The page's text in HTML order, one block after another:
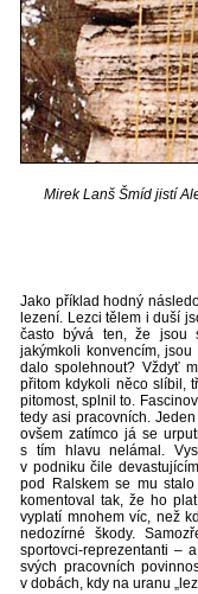
Mirek Lanš Šmíd jistí
Jako příklad hodný
lezení. Lezci tělem i duší
často bývá ten, že jsou
jakýmkoli konvencím,
dalo spolehnout? Vždyť
přitom kdykoli něco slíbil,
pitomost, splnil to.
tedy asi pracovních.
ovšem zatímco já se
s tím hlavu nelámal.
v podniku čile
pod Ralskem se mu
komentoval tak, že ho
vyplatí mnohem víc, než
nedozírné škody.
sportovci-reprezentanti –
svých pracovních
v dobách, kdy na uranu